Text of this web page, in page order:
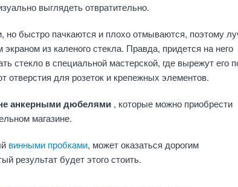
выглядеть отвратительно.
но быстро пачкаются и плохо отмываются, поэтому
из каленого стекла. Правда, придется на него
стекло в специальной мастерской, где вырежут его
отверстия для розеток и крепежных элементов.
анкерными дюбелями , которые можно приобрести
магазине.
винными пробками, может оказаться дорогим
результат будет этого стоить.